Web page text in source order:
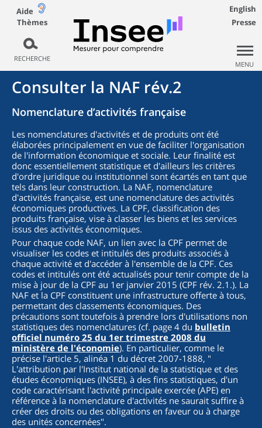
Aide
Thèmes
RECHERCHE
English
Presse
MENU
Consulter la NAF rév.2
Nomenclature d’activités française
Les nomenclatures d'activités et de produits ont été
élaborées principalement en vue de faciliter l'organisation
de l'information économique et sociale. Leur finalité est
donc essentiellement statistique et d'ailleurs les critères
d'ordre juridique ou institutionnel sont écartés en tant que
tels dans leur construction. La NAF, nomenclature
d'activités française, est une nomenclature des activités
économiques productives. La CPF, classification des
produits française, vise à classer les biens et les services
issus des activités économiques.
Pour chaque code NAF, un lien avec la CPF permet de
visualiser les codes et intitulés des produits associés à
chaque activité et d'accéder à l'ensemble de la CPF. Ces
codes et intitulés ont été actualisés pour tenir compte de la
mise à jour de la CPF au 1er janvier 2015 (CPF rév. 2.1.). La
NAF et la CPF constituent une infrastructure offerte à tous,
permettant des classements économiques. Des
précautions sont toutefois à prendre lors d'utilisations non
statistiques des nomenclatures (cf. page 4 du bulletin
officiel numéro 25 du 1er trimestre 2008 du
ministère de l'économie). En particulier, comme le
précise l'article 5, alinéa 1 du décret 2007-1888, "
L'attribution par l'Institut national de la statistique et des
études économiques (INSEE), à des fins statistiques, d'un
code caractérisant l'activité principale exercée (APE) en
référence à la nomenclature d'activités ne saurait suffire à
créer des droits ou des obligations en faveur ou à charge
des unités concernées".